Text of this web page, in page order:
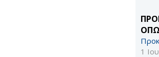
1